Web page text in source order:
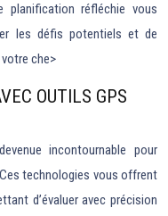
planification réfléchie vous
les défis potentiels et de
che>
OUTILS GPS
incontournable pour
technologies vous offrent
d’évaluer avec précision